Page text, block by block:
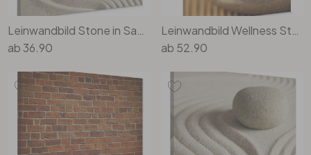
ab36.90
ab 52.90